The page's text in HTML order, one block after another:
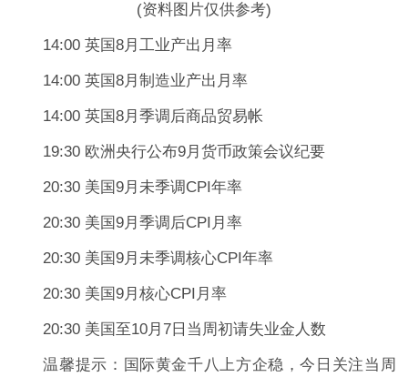
(资料图片仅供参考)
14:00 英国8月工业产出月率
14:00 英国8月制造业产出月率
14:00 英国8月季调后商品贸易帐
19:30 欧洲央行公布9月货币政策会议纪要
20:30 美国9月未季调CPI年率
20:30 美国9月季调后CPI月率
20:30 美国9月未季调核心CPI年率
20:30 美国9月核心CPI月率
20:30 美国至10月7日当周初请失业金人数
温馨提示：国际黄金千八上方企稳，今日关注当周